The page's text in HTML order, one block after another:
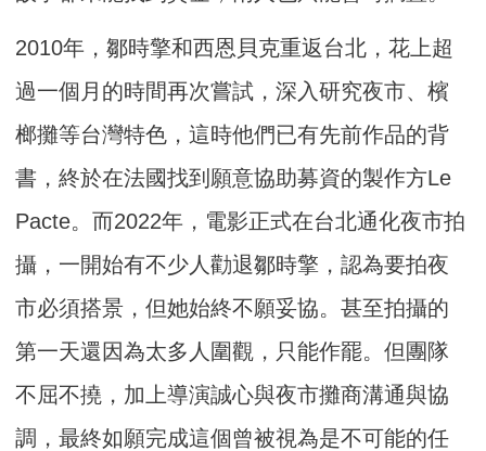
2010年，鄒時擎和西恩貝克重返台北，花上超
過一個月的時間再次嘗試，深入研究夜市、檳
榔攤等台灣特色，這時他們已有先前作品的背
書，終於在法國找到願意協助募資的製作方Le
Pacte。而2022年，電影正式在台北通化夜市拍
攝，一開始有不少人勸退鄒時擎，認為要拍夜
市必須搭景，但她始終不願妥協。甚至拍攝的
第一天還因為太多人圍觀，只能作罷。但團隊
不屈不撓，加上導演誠心與夜市攤商溝通與協
調，最終如願完成這個曾被視為是不可能的任